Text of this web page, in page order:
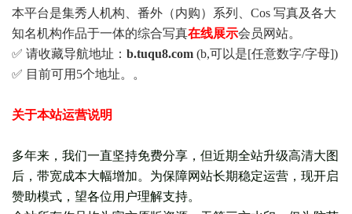
本平台是集秀人机构、番外（内购）系列、Cos 写真及各大
知名机构作品于一体的综合写真在线展示会员网站。
✅ 请收藏导航地址： b.tuqu8.com (b,可以是[任意数字/字母])
✅ 目前可用5个地址。。
关于本站运营说明
多年来，我们一直坚持免费分享，但近期全站升级高清大图
后，带宽成本大幅增加。为保障网站长期稳定运营，现开启
赞助模式，望各位用户理解支持。